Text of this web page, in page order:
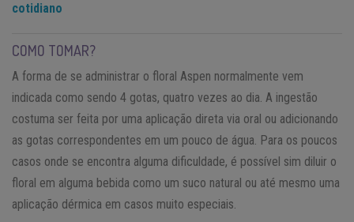
cotidiano
COMO TOMAR?
A forma de se administrar o floral Aspen normalmente vem
indicada como sendo 4 gotas, quatro vezes ao dia. A ingestão
costuma ser feita por uma aplicação direta via oral ou adicionando
as gotas correspondentes em um pouco de água. Para os poucos
casos onde se encontra alguma dificuldade, é possível sim diluir o
floral em alguma bebida como um suco natural ou até mesmo uma
aplicação dérmica em casos muito especiais.